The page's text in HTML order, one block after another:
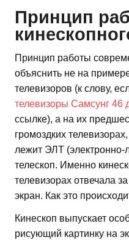
Принцип
Принцип работы
объяснить не на
телевизоров (к слову,
телевизоры Самсунг 46
ссылке), а на их
громоздких
лежит ЭЛТ (электронно-
телескоп. Именно
телевизорах отвечала
экран. Как это
Кинескоп выпускает
рисующий картинку на